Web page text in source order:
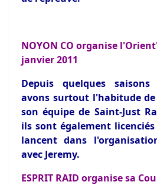
NOYON CO organise
janvier 2011
Depuis quelques
avons surtout l'habitude de
son équipe de Saint-Just
ils sont également
lancent dans
avec Jeremy.
ESPRIT RAID organise sa